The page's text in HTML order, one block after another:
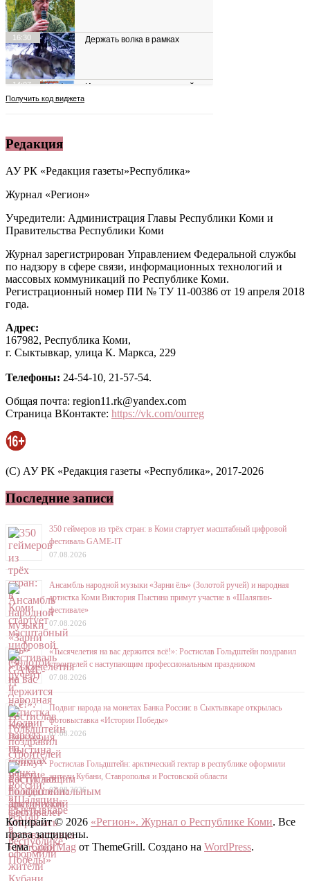
Редакция
АУ РК «Редакция газеты»Республика»
Журнал «Регион»
Учредители: Администрация Главы Республики Коми и
Правительства Республики Коми
Журнал зарегистрирован Управлением Федеральной службы
по надзору в сфере связи, информационных технологий и
массовых коммуникаций по Республике Коми.
Регистрационный номер ПИ № ТУ 11-00386 от 19 апреля 2018
года.
Адрес:
167982, Республика Коми,
г. Сыктывкар, улица К. Маркса, 229
Телефоны: 24-54-10, 21-57-54.
Общая почта: region11.rk@yandex.com
Страница ВКонтакте: https://vk.com/ourreg
(C) АУ РК «Редакция газеты «Республика», 2017-2026
Последние записи
350 геймеров из трёх стран: в Коми стартует масштабный цифровой
фестиваль GAME-IT
07.08.2026
Ансамбль народной музыки «Зарни ёль» (Золотой ручей) и народная
артистка Коми Виктория Пыстина примут участие в «Шаляпин-
фестивале»
07.08.2026
«Тысячелетия на вас держится всё!»: Ростислав Гольдштейн поздравил
строителей с наступающим профессиональным праздником
07.08.2026
Подвиг народа на монетах Банка России: в Сыктывкаре открылась
фотовыставка «Истории Победы»
07.08.2026
Ростислав Гольдштейн: арктический гектар в республике оформили
жители Кубани, Ставрополья и Ростовской области
07.08.2026
Копирайт © 2026 «Регион». Журнал о Республике Коми. Все
права защищены.
ТемаColorMag от ThemeGrill. Создано на WordPress.